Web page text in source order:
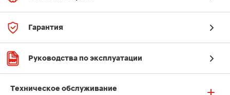
Гарантия
Руководства по эксплуатации
Техническое обслуживание